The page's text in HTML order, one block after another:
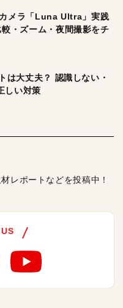
メラ「Luna Ultra」実践
・ズーム・夜間撮影をチ
は大丈夫？ 認識しない・
しい対策
レポートなどを投稿中！